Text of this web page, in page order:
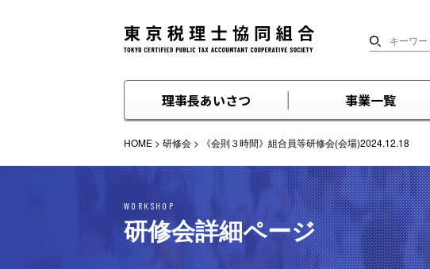
理事長あいさつ 事業一覧
HOME > 研修会 > 《会則３時間》組合員等研修会(会場)2024.12.18
WORKSHOP
研修会詳細ページ